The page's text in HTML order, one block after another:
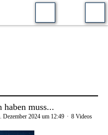
haben muss...
Dezember 2024 um 12:49 8 Videos